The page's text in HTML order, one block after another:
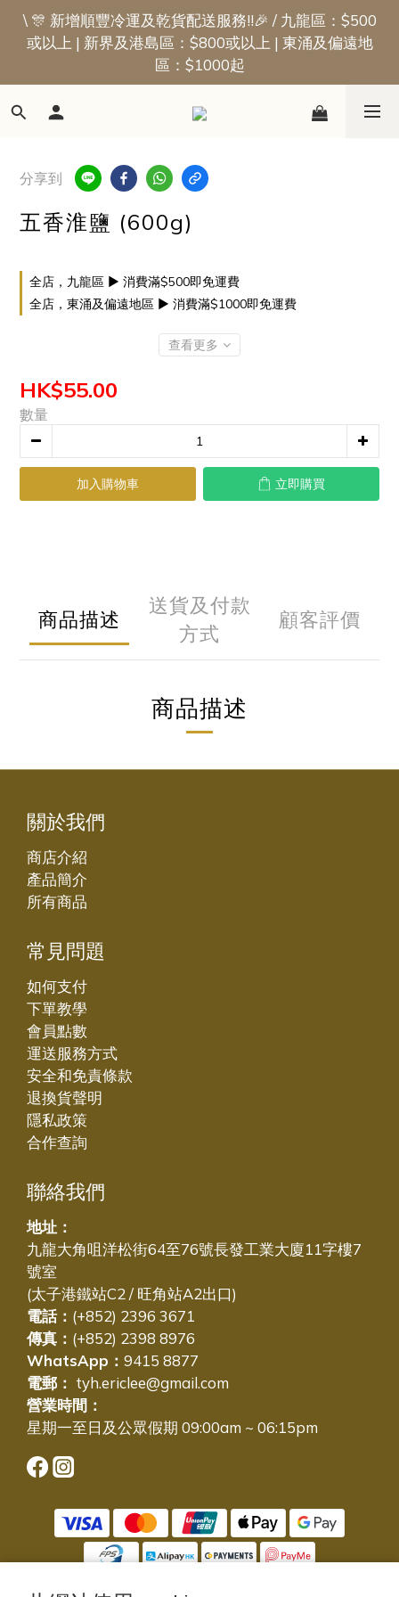
📢新會員優惠 | 首張訂單即享$50迎新獎賞
\ 🎊 新增順豐冷運及乾貨配送服務!!🎉 / 九龍區：$500
或以上 | 新界及港島區：$800或以上 | 東涌及偏遠地
區：$1000起
📢新會員優惠 | 首張訂單即享$50迎新獎賞
分享到
五香淮鹽 (600g)
全店，九龍區 ▶ 消費滿$500即免運費
全店，東涌及偏遠地區 ▶ 消費滿$1000即免運費
查看更多
HK$55.00
數量
加入購物車 立即購買
商品描述
送貨及付款
方式
顧客評價
商品描述
關於我們
商店介紹
產品簡介
所有商品
常見問題
如何支付
下單教學
會員點數
運送服務方式
安全和免責條款
退換貨聲明
隱私政策
合作查詢
聯絡我們
地址：
九龍大角咀洋松街64至76號長發工業大廈11字樓7
號室
(太子港鐵站C2 / 旺角站A2出口)
電話： (+852) 2396 3671
傳真： (+852) 2398 8976
WhatsApp： 9415 8877
電郵： tyh.ericlee@gmail.com
營業時間：
星期一至日及公眾假期 09:00am ~ 06:15pm